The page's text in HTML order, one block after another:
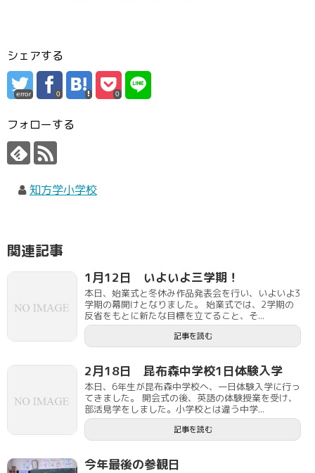
シェアする
error 0 0
フォローする
知方学小学校
関連記事
1月12日 いよいよ三学期！
本日、始業式と冬休み作品発表会を行い、いよいよ3
学期の幕開けとなりました。 始業式では、2学期の
反省をもとに新たな目標を立てること、そ...
記事を読む
2月18日 昆布森中学校1日体験入学
本日、6年生が昆布森中学校へ、一日体験入学に行っ
てきました。 開会式の後、英語の体験授業を受け、
部活見学をしました。小学校とは違う中学...
記事を読む
今年最後の参観日